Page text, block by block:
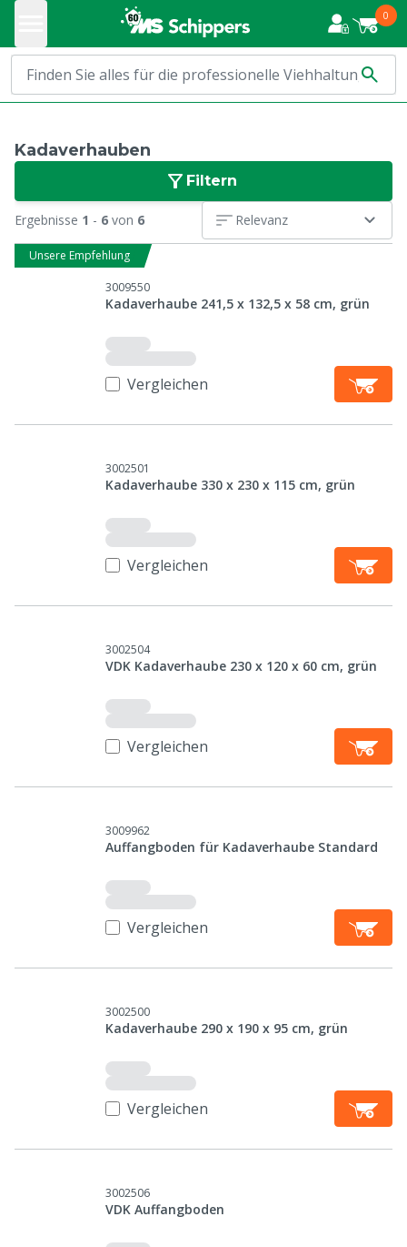
0
Kadaverhauben
Filtern
Ergebnisse 1 - 6 von 6 Relevanz
Unsere Empfehlung
3009550
Kadaverhaube 241,5 x 132,5 x 58 cm, grün
Vergleichen
3002501
Kadaverhaube 330 x 230 x 115 cm, grün
Vergleichen
3002504
VDK Kadaverhaube 230 x 120 x 60 cm, grün
Vergleichen
3009962
Auffangboden für Kadaverhaube Standard
Vergleichen
3002500
Kadaverhaube 290 x 190 x 95 cm, grün
Vergleichen
3002506
VDK Auffangboden